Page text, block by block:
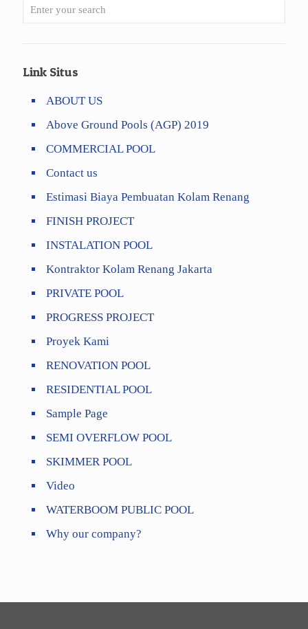
Link Situs
ABOUT US
Above Ground Pools (AGP) 2019
COMMERCIAL POOL
Contact us
Estimasi Biaya Pembuatan Kolam Renang
FINISH PROJECT
INSTALATION POOL
Kontraktor Kolam Renang Jakarta
PRIVATE POOL
PROGRESS PROJECT
Proyek Kami
RENOVATION POOL
RESIDENTIAL POOL
Sample Page
SEMI OVERFLOW POOL
SKIMMER POOL
Video
WATERBOOM PUBLIC POOL
Why our company?